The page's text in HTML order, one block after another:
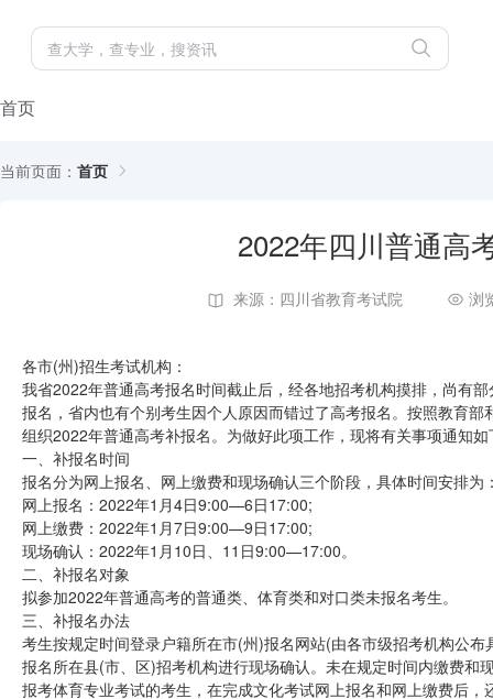
首页
当前页面： 首页
2022年四川普通高
来源：四川省教育考试院 浏
各市(州)招生考试机构：
我省2022年普通高考报名时间截止后，经各地招考机构摸排，尚有
报名，省内也有个别考生因个人原因而错过了高考报名。按照教育
组织2022年普通高考补报名。为做好此项工作，现将有关事项通知如
一、补报名时间
报名分为网上报名、网上缴费和现场确认三个阶段，具体时间安排为
网上报名：2022年1月4日9:00—6日17:00;
网上缴费：2022年1月7日9:00—9日17:00;
现场确认：2022年1月10日、11日9:00—17:00。
二、补报名对象
拟参加2022年普通高考的普通类、体育类和对口类未报名考生。
三、补报名办法
考生按规定时间登录户籍所在市(州)报名网站(由各市级招考机构公
报名所在县(市、区)招考机构进行现场确认。未在规定时间内缴费和
报考体育专业考试的考生，在完成文化考试网上报名和网上缴费后